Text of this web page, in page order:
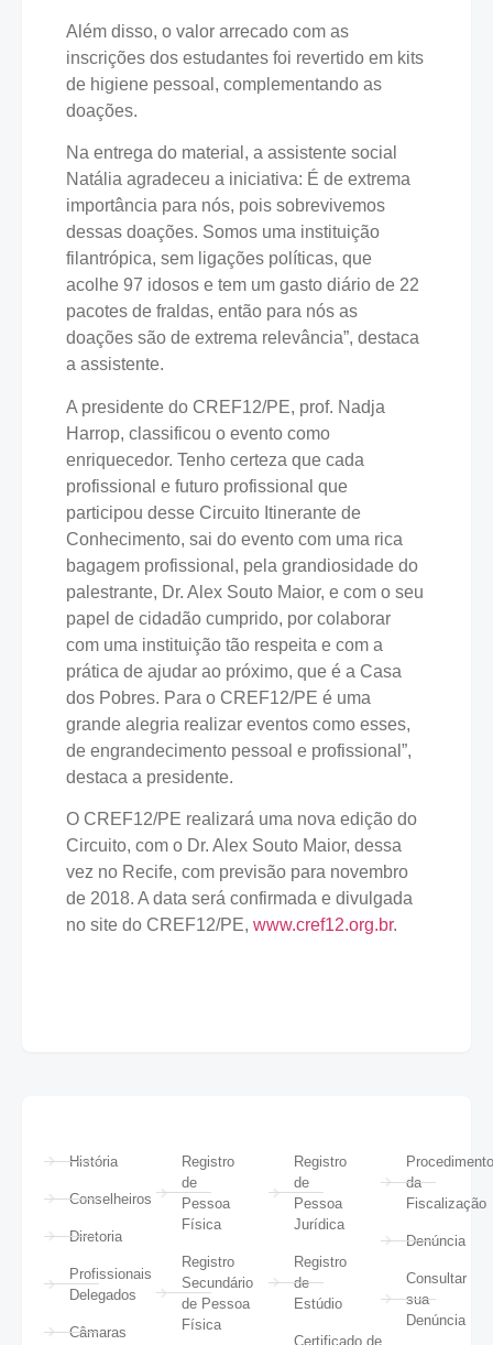
Além disso, o valor arrecado com as
inscrições dos estudantes foi revertido em kits
de higiene pessoal, complementando as
doações.
Na entrega do material, a assistente social
Natália agradeceu a iniciativa: É de extrema
importância para nós, pois sobrevivemos
dessas doações. Somos uma instituição
filantrópica, sem ligações políticas, que
acolhe 97 idosos e tem um gasto diário de 22
pacotes de fraldas, então para nós as
doações são de extrema relevância”, destaca
a assistente.
A presidente do CREF12/PE, prof. Nadja
Harrop, classificou o evento como
enriquecedor. Tenho certeza que cada
profissional e futuro profissional que
participou desse Circuito Itinerante de
Conhecimento, sai do evento com uma rica
bagagem profissional, pela grandiosidade do
palestrante, Dr. Alex Souto Maior, e com o seu
papel de cidadão cumprido, por colaborar
com uma instituição tão respeita e com a
prática de ajudar ao próximo, que é a Casa
dos Pobres. Para o CREF12/PE é uma
grande alegria realizar eventos como esses,
de engrandecimento pessoal e profissional”,
destaca a presidente.
O CREF12/PE realizará uma nova edição do
Circuito, com o Dr. Alex Souto Maior, dessa
vez no Recife, com previsão para novembro
de 2018. A data será confirmada e divulgada
no site do CREF12/PE, www.cref12.org.br.
História
Conselheiros
Diretoria
Profissionais
Delegados
Câmaras
Registro
de
Pessoa
Física
Registro
Secundário
de Pessoa
Física
Registro
de
Pessoa
Jurídica
Registro
de
Estúdio
Certificado de
da
Fiscalização
Denúncia
Consultar
sua
Denúncia